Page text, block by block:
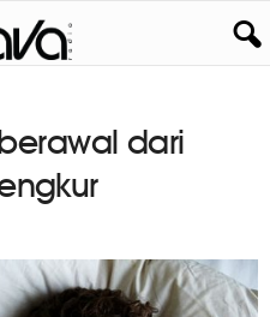
dari